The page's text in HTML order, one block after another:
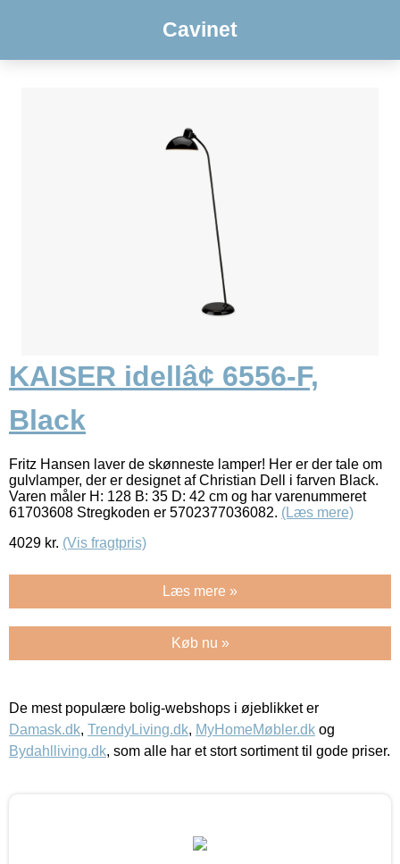
Cavinet
KAISER idellâ¢ 6556-F,
Black
Fritz Hansen laver de skønneste lamper! Her er der tale om
gulvlamper, der er designet af Christian Dell i farven Black.
Varen måler H: 128 B: 35 D: 42 cm og har varenummeret
61703608 Stregkoden er 5702377036082. (Læs mere)
4029 kr. (Vis fragtpris)
Læs mere »
Køb nu »
De mest populære bolig-webshops i øjeblikket er
Damask.dk, TrendyLiving.dk, MyHomeMøbler.dk og
Bydahlliving.dk, som alle har et stort sortiment til gode priser.